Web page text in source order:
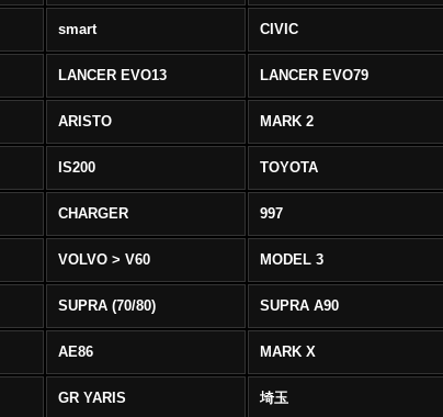
smart CIVIC
LANCER EVO13 LANCER EVO79
ARISTO MARK 2
IS200 TOYOTA
CHARGER 997
VOLVO > V60 MODEL 3
SUPRA (70/80) SUPRA A90
AE86 MARK X
GR YARIS 埼玉